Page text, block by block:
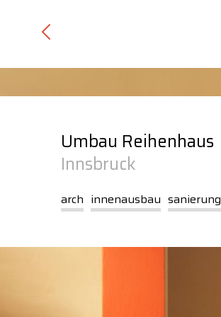
Umbau Reihenhaus
Innsbruck
arch innenausbau sanierung